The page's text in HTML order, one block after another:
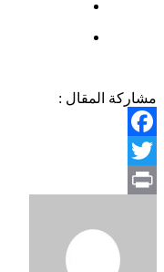
مشاركة المقال :
Facebook
Twitter